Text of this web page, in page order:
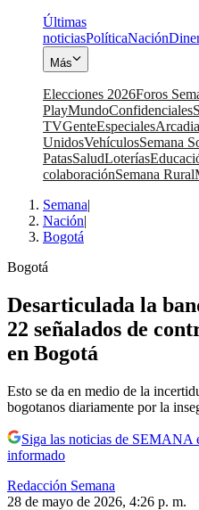
Últimas
noticiasPolíticaNación
Más
Elecciones 2026Foros
PlayMundoConfidenciales
TVGenteEspecialesArcadia
UnidosVehículosSemana
PatasSaludLoterías
colaboraciónSemana Rural
Semana|
Nación|
Bogotá
Bogotá
Desarticulada la
22 señalados de
en Bogotá
Esto se da en medio de la
bogotanos diariamente por la
Siga las noticias de SEMANA
informado
Redacción Semana
28 de mayo de 2026, 4:26 p. m.